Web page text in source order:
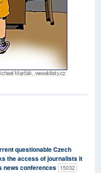
questionable Czech
the access of journalists it
news conferences 15032